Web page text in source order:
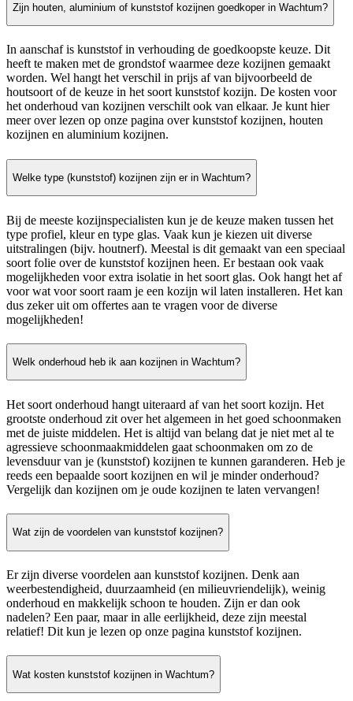
Zijn houten, aluminium of kunststof kozijnen goedkoper in Wachtum?
In aanschaf is kunststof in verhouding de goedkoopste keuze. Dit
heeft te maken met de grondstof waarmee deze kozijnen gemaakt
worden. Wel hangt het verschil in prijs af van bijvoorbeeld de
houtsoort of de keuze in het soort kunststof kozijn. De kosten voor
het onderhoud van kozijnen verschilt ook van elkaar. Je kunt hier
meer over lezen op onze pagina over kunststof kozijnen, houten
kozijnen en aluminium kozijnen.
Welke type (kunststof) kozijnen zijn er in Wachtum?
Bij de meeste kozijnspecialisten kun je de keuze maken tussen het
type profiel, kleur en type glas. Vaak kun je kiezen uit diverse
uitstralingen (bijv. houtnerf). Meestal is dit gemaakt van een speciaal
soort folie over de kunststof kozijnen heen. Er bestaan ook vaak
mogelijkheden voor extra isolatie in het soort glas. Ook hangt het af
voor wat voor soort raam je een kozijn wil laten installeren. Het kan
dus zeker uit om offertes aan te vragen voor de diverse
mogelijkheden!
Welk onderhoud heb ik aan kozijnen in Wachtum?
Het soort onderhoud hangt uiteraard af van het soort kozijn. Het
grootste onderhoud zit over het algemeen in het goed schoonmaken
met de juiste middelen. Het is altijd van belang dat je niet met al te
agressieve schoonmaakmiddelen gaat schoonmaken om zo de
levensduur van je (kunststof) kozijnen te kunnen garanderen. Heb je
reeds een bepaalde soort kozijnen en wil je minder onderhoud?
Vergelijk dan kozijnen om je oude kozijnen te laten vervangen!
Wat zijn de voordelen van kunststof kozijnen?
Er zijn diverse voordelen aan kunststof kozijnen. Denk aan
weerbestendigheid, duurzaamheid (en milieuvriendelijk), weinig
onderhoud en makkelijk schoon te houden. Zijn er dan ook
nadelen? Een paar, maar in alle eerlijkheid, deze zijn meestal
relatief! Dit kun je lezen op onze pagina kunststof kozijnen.
Wat kosten kunststof kozijnen in Wachtum?